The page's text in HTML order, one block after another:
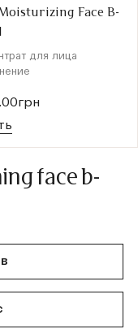
Face B-
для лица
face b-